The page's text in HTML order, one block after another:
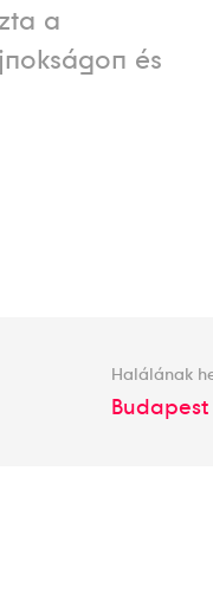
a
és
Halálának
Budapest